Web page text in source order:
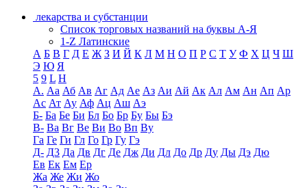
лекарства и субстанции
Список торговых названий на буквы А-Я
1-Z Латинские
А Б В Г Д Е Ж З И Й К Л М Н О П Р С Т У Ф Х Ц Ч Ш
Э Ю Я
5 9 L H
А. Аа Аб Ав Аг Ад Ае Аз Аи Ай Ак Ал Ам Ан Ап Ар
Ас Ат Ау Аф Ац Аш Аэ
Б- Ба Бе Би Бл Бо Бр Бу Бы Бэ
В- Ва Вг Ве Ви Во Вп Ву
Га Ге Ги Гл Го Гр Гу Гэ
Д- Д3 Да Дв Дг Де Дж Ди Дл До Др Ду Ды Дэ Дю
Ев Ек Ем Ер
Жа Же Жи Жо